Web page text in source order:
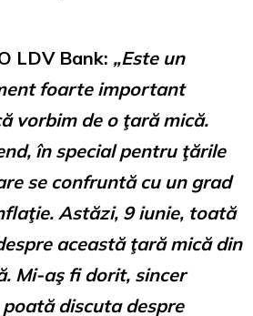
LDV Bank: „Este un
foarte important
vorbim de o ţară mică.
în special pentru ţările
se confruntă cu un grad
Astăzi, 9 iunie, toată
această ţară mică din
Mi-aş fi dorit, sincer
discuta despre